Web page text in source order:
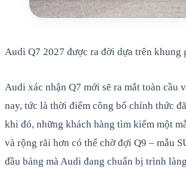
Audi Q7 2027 được ra đời dựa trên khung
Audi xác nhận Q7 mới sẽ ra mắt toàn cầu
nay, tức là thời điểm công bố chính thức
khi đó, những khách hàng tìm kiếm một
và rộng rãi hơn có thể chờ đợi Q9 – mẫu
đầu bảng mà Audi đang chuẩn bị trình